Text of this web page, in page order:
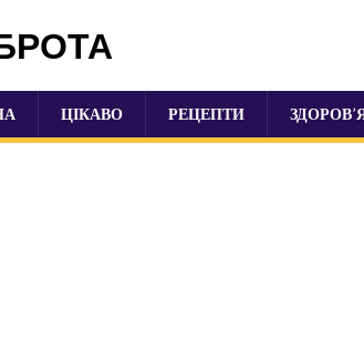
ЦІКАВО РЕЦЕПТИ